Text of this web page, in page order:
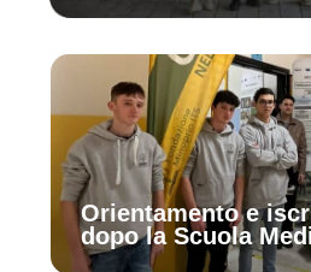
Orientamento e
dopo la Scuola